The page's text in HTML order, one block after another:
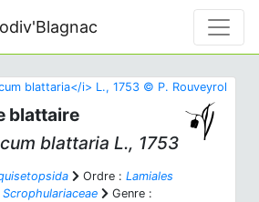
blattaire
blattaria L., 1753
Ordre : Lamiales
Scrophulariaceae
Genre :